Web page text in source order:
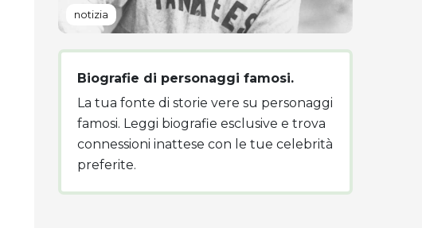
notizia
Biografie di personaggi famosi.
La tua fonte di storie vere su personaggi
famosi. Leggi biografie esclusive e trova
connessioni inattese con le tue celebrità
preferite.